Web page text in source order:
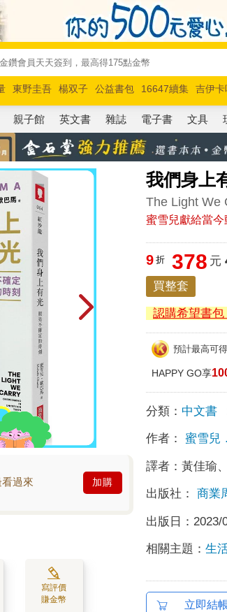
東野圭吾 楊双子 公益書包 16647續集 吉伊卡
奧德賽 路邊攤新作 馬斯克 玩具總動員5 超慢跑
親子館 英文書 雜誌 電子書 文具
我們身上
The Light We
蜜雪兒獻給當今
過來 加購
寫評價
賺金幣
9 折 378 元
買整套
認購希望書包
預計最高可
HAPPY GO享
分類： 中文書
作者： 蜜雪兒
譯者：黃佳瑜
出版社： 商業
出版日： 2023/
相關主題：生
立即結